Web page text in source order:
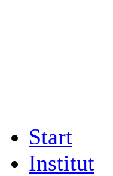
Start
Institut